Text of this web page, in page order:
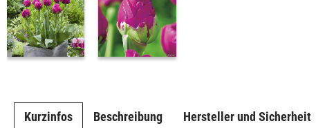
Kurzinfos Beschreibung Hersteller und Sicherheit